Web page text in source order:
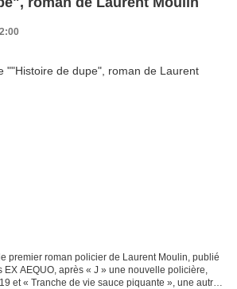
premier roman policier de Laurent Moulin, publié
AEQUO, après « J » une nouvelle policière,
et « Tranche de vie sauce piquante », une autre